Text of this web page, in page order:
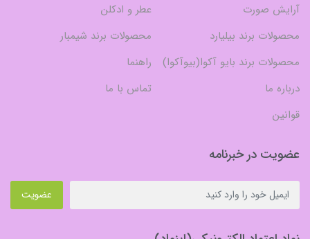
آرایش صورت
عطر و ادکلن
محصولات برند بیلیارد
محصولات برند شیمبار
محصولات برند بایو آکوا(بیوآکوا)
راهنما
درباره ما
تماس با ما
قوانین
عضویت در خبرنامه
عضویت